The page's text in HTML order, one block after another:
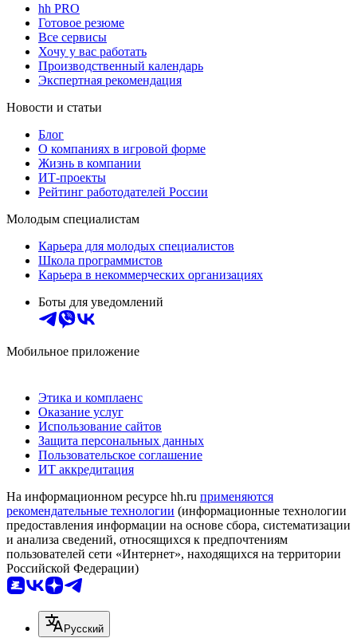
hh PRO
Готовое резюме
Все сервисы
Хочу у вас работать
Производственный календарь
Экспертная рекомендация
Новости и статьи
Блог
О компаниях в игровой форме
Жизнь в компании
ИТ-проекты
Рейтинг работодателей России
Молодым специалистам
Карьера для молодых специалистов
Школа программистов
Карьера в некоммерческих организациях
Боты для уведомлений
Мобильное приложение
Этика и комплаенс
Оказание услуг
Использование сайтов
Защита персональных данных
Пользовательское соглашение
ИТ аккредитация
На информационном ресурсе hh.ru применяются
рекомендательные технологии (информационные технологии
предоставления информации на основе сбора, систематизации
и анализа сведений, относящихся к предпочтениям
пользователей сети «Интернет», находящихся на территории
Российской Федерации)
Русский